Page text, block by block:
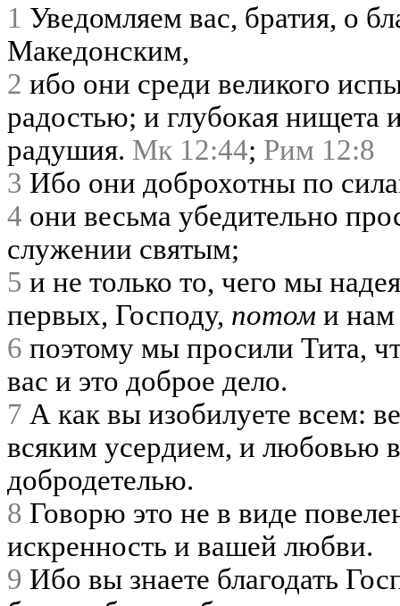
1 Уведомляем вас, братия, о
Македонским,
2 ибо они среди великого
радостью; и глубокая нищета
радушия. Мк 12:44; Рим 12:8
3 Ибо они доброхотны по
4 они весьма убедительно
служении святым;
5 и не только то, чего мы
первых, Господу, потом и
6 поэтому мы просили Тита,
вас и это доброе дело.
7 А как вы изобилуете всем:
всяким усердием, и любовью
добродетелью.
8 Говорю это не в виде
искренность и вашей любви.
9 Ибо вы знаете благодать